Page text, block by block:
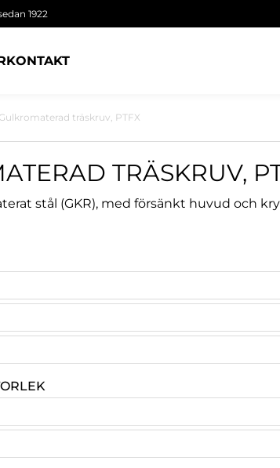
1922
KONTAKT
Gulkromaterad träskruv, PTFX
TRÄSKRUV,
stål (GKR), med försänkt huvud och